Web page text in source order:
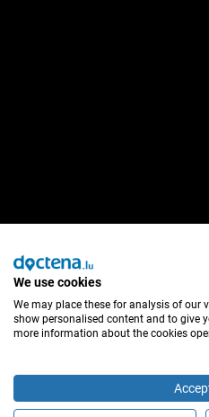
We use cookies
We may place these for analysis of our
show personalised content and to give
more information about the cookies